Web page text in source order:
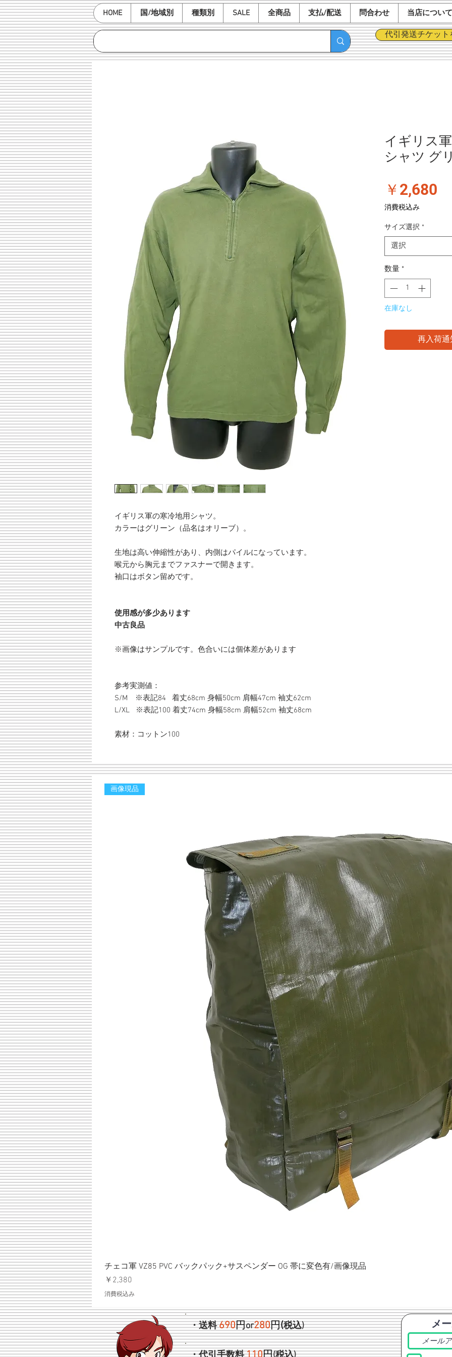
HOME 国/地域別 種類別 SALE 全商品 支払/配送 問合わせ 当店について
代引発送チケッ
イギリス軍の寒冷地用シャツ。
カラーはグリーン（品名はオリーブ）。
生地は高い伸縮性があり、内側はパイルになっています。
喉元から胸元までファスナーで開きます。
袖口はボタン留めです。
使用感が多少あります
中古良品
※画像はサンプルです。色合いには個体差があります
参考実測値：
S/M ※表記84 着丈68cm 身幅50cm 肩幅47cm 袖丈62cm
L/XL ※表記100 着丈74cm 身幅58cm 肩幅52cm 袖丈68cm
素材：コットン100
イギリス
シャツ グ
￥2,680
消費税込み
サイズ選択 *
選択
数量 *
在庫なし
再入荷
画像現品
チェコ軍 VZ85 PVC バックパック+サスペンダー OG 帯に変色有/画像現品
価格
￥2,380
消費税込み
・送料690円or280円(税込) メ